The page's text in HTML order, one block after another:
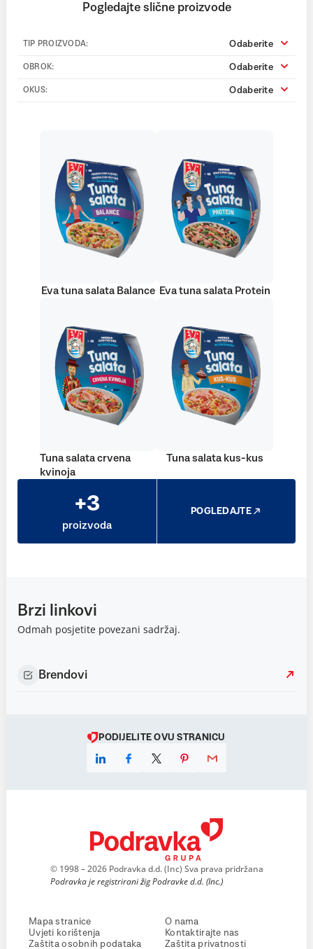
Pogledajte slične proizvode
TIP PROIZVODA: Odaberite
OBROK: Odaberite
OKUS: Odaberite
Eva tuna salata Balance Eva tuna salata Protein
Tuna salata crvena
kvinoja
Tuna salata kus-kus
+3
proizvoda
POGLEDAJTE
Brzi linkovi
Odmah posjetite povezani sadržaj.
Brendovi
PODIJELITE OVU STRANICU
© 1998 – 2026 Podravka d.d. (Inc) Sva prava pridržana
Podravka je registrirani žig Podravke d.d. (Inc.)
Mapa stranice
Uvjeti korištenja
Zaštita osobnih podataka
O nama
Kontaktirajte nas
Zaštita privatnosti